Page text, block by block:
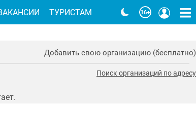
Добавить свою организацию (бесплатно)
Поиск организаций по адресу
ТУРИСТАМ